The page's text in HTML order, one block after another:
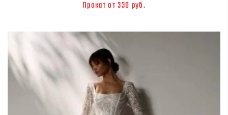
Прокат от 330 руб.